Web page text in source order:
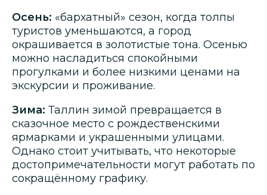
Осень: «бархатный» сезон, когда толпы
туристов уменьшаются, а город
окрашивается в золотистые тона. Осенью
можно насладиться спокойными
прогулками и более низкими ценами на
экскурсии и проживание.
Зима: Таллин зимой превращается в
сказочное место с рождественскими
ярмарками и украшенными улицами.
Однако стоит учитывать, что некоторые
достопримечательности могут работать по
сокращённому графику.